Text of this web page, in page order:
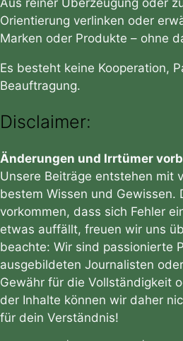
Orientierung verlinken oder
Marken oder Produkte – ohne
Es besteht keine Kooperation,
Beauftragung.
Disclaimer:
Änderungen und Irrtümer
Unsere Beiträge entstehen mit
bestem Wissen und Gewissen.
vorkommen, dass sich Fehler
etwas auffällt, freuen wir uns
beachte: Wir sind passionierte
ausgebildeten Journalisten
Gewähr für die Vollständigkeit
der Inhalte können wir daher
für dein Verständnis!